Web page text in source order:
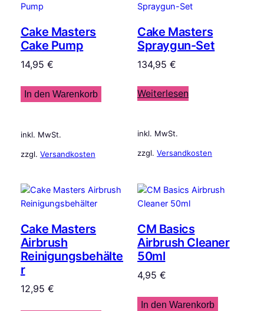
Cake Masters
Cake Pump
14,95 €
In den Warenkorb
inkl. MwSt.
zzgl. Versandkosten
Cake Masters
Spraygun-Set
134,95€
Weiterlesen
inkl. MwSt.
zzgl.Versandkosten
Cake Masters
Airbrush
Reinigungsbehälte
r
12,95 €
CM Basics
Airbrush Cleaner
50ml
4,95€
In den Warenkorb